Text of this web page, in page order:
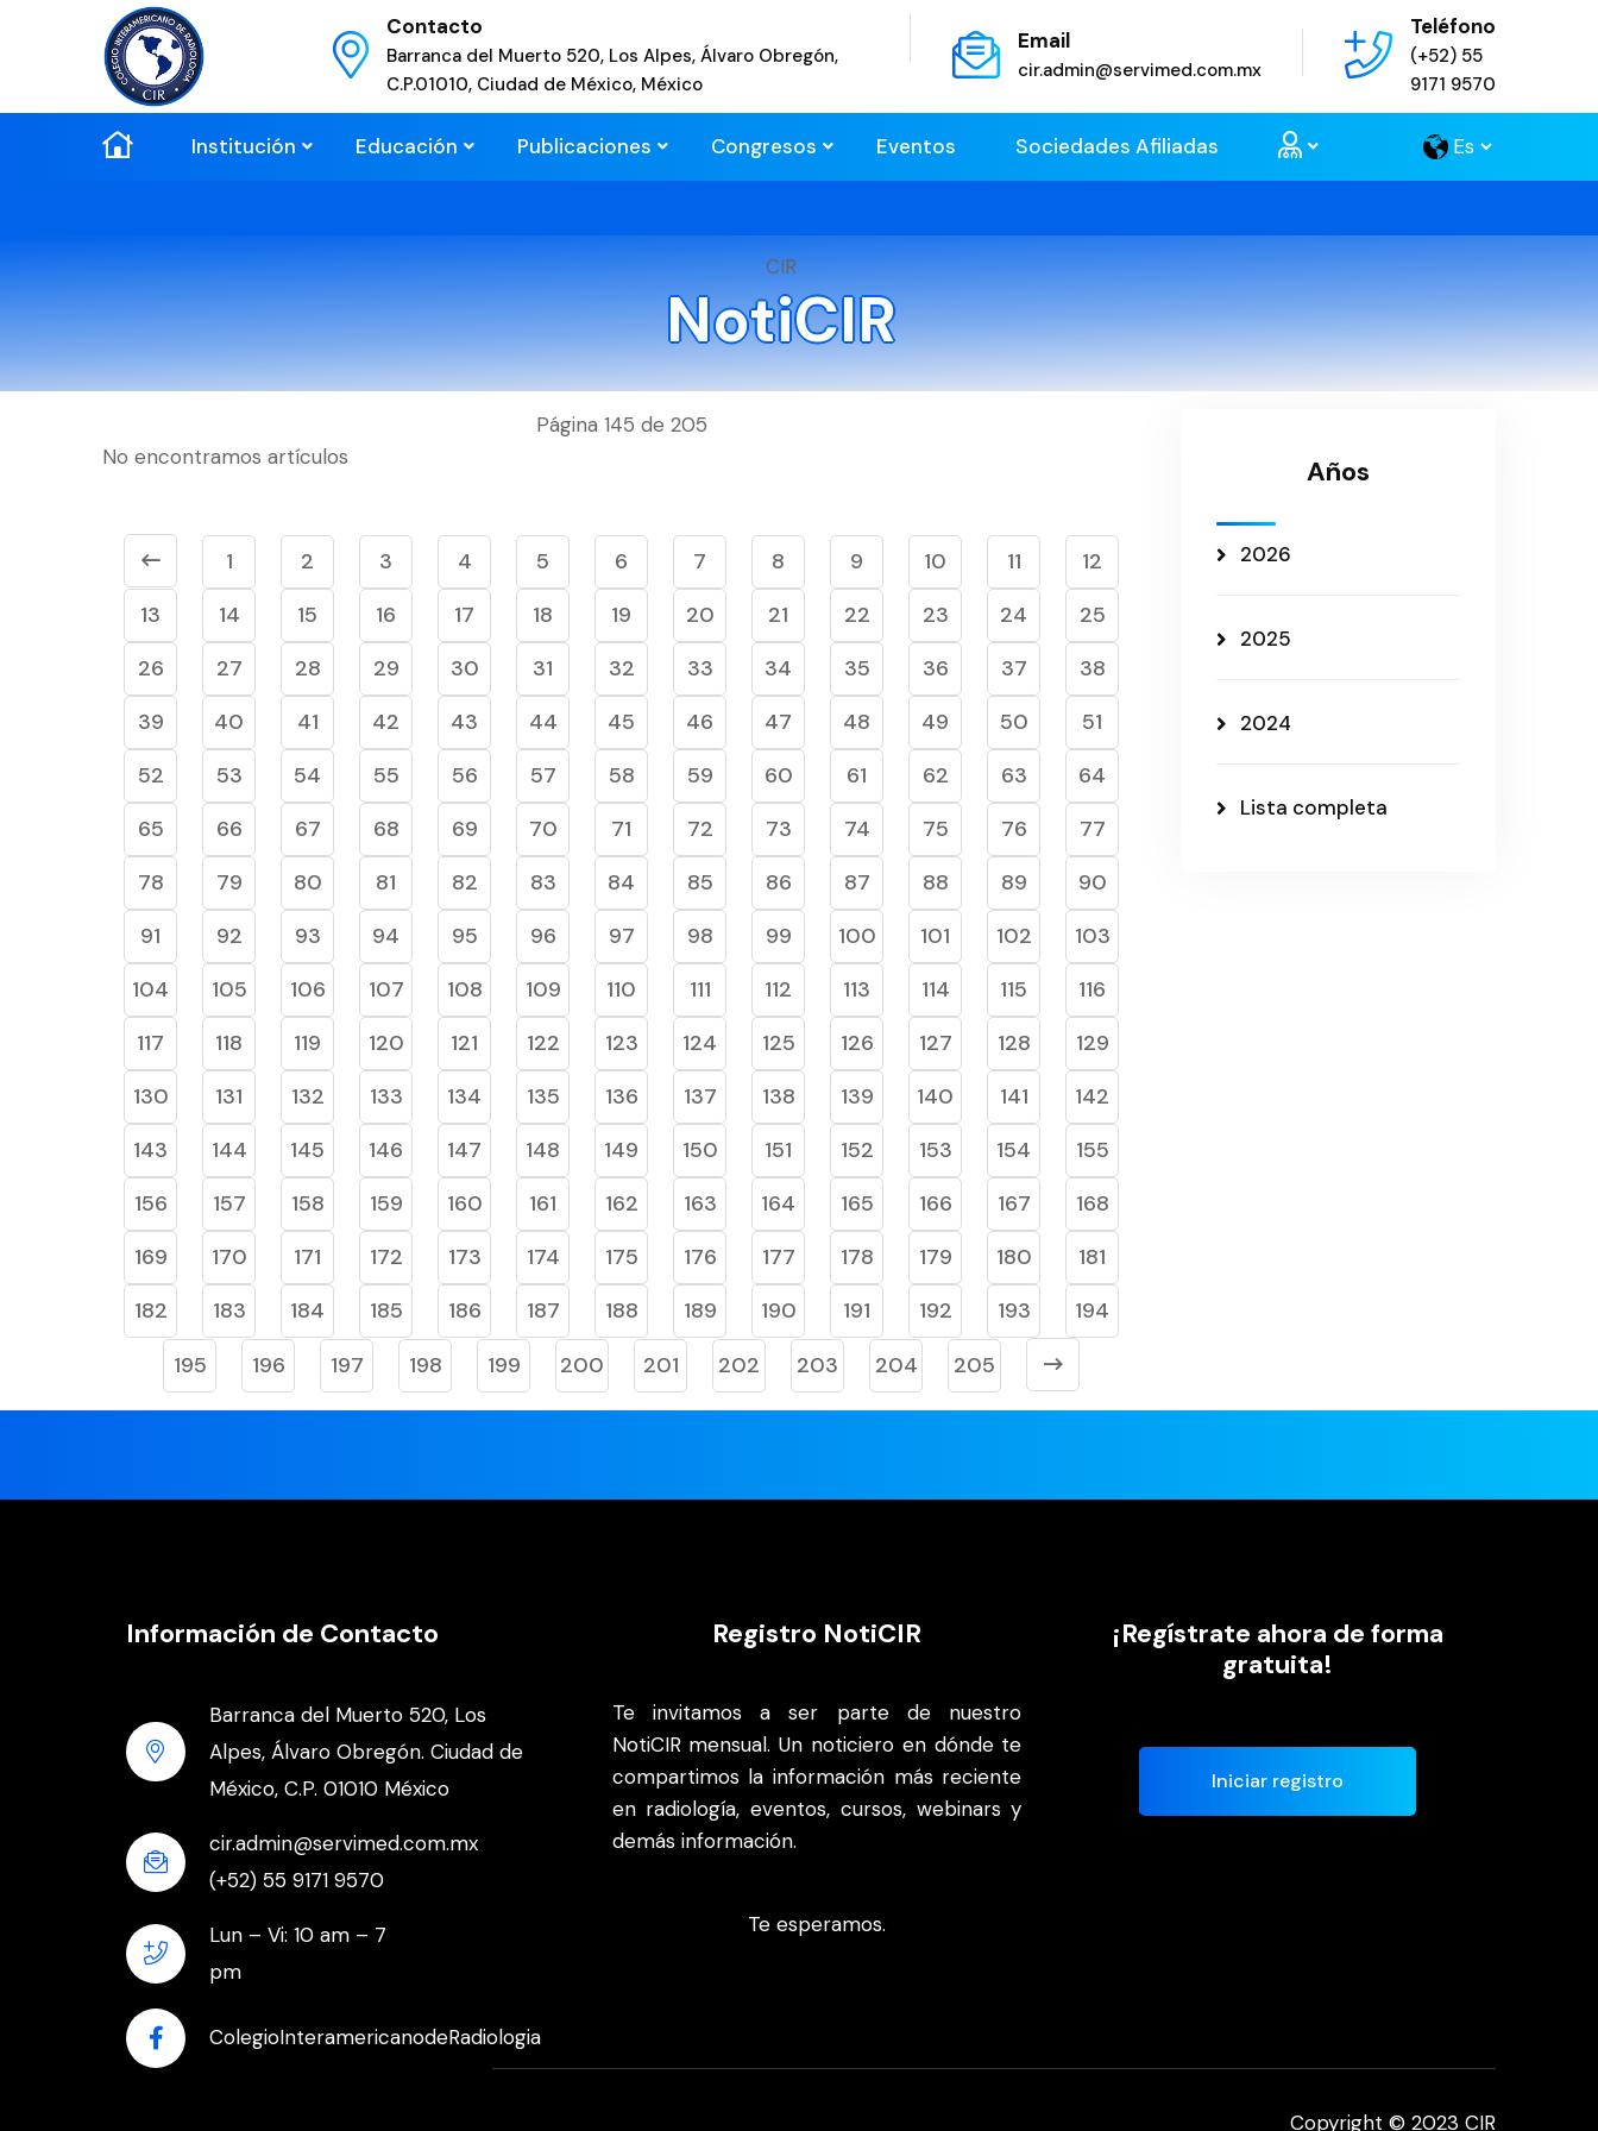
Contacto
Barranca del Muerto 520, Los Alpes, Álvaro Obregón,
C.P.01010, Ciudad de México, México
Email
cir.admin@servimed.com.mx
Teléfono
(+52) 55
9171 9570
Institución Educación Publicaciones Congresos Eventos Sociedades Afiliadas
CIR
NotiCIR
Página 145 de 205
No encontramos artículos
1 2 3 4 5 6 7 8 9 10 11
12
13
14 15 16 17 18 19 20 21 22 23 24
25
26
27 28 29 30 31 32 33 34 35 36 37
38
39
40 41 42 43 44 45 46 47 48 49 50
51
52
53 54 55 56 57 58 59 60 61 62 63
64
65
66 67 68 69 70 71 72 73 74 75 76
77
78
79 80 81 82 83 84 85 86 87 88 89
90
91
92 93 94 95 96 97 98 99 100 101 102
103
104
105 106 107 108 109 110 111 112 113 114 115
116
117
118 119 120 121 122 123 124 125 126 127 128
129
130
131 132 133 134 135 136 137 138 139 140 141
142
143
144 145 146 147 148 149 150 151 152 153 154
155
156
157 158 159 160 161 162 163 164 165 166 167
168
169
170 171 172 173 174 175 176 177 178 179 180
181
182
183 184 185 186 187 188 189 190 191 192 193
194
195
196 197 198 199 200 201 202 203 204 205
Años
2026
2025
2024
Lista completa
Información de Contacto
Barranca del Muerto 520, Los
Alpes, Álvaro Obregón. Ciudad de
México, C.P. 01010 México
cir.admin@servimed.com.mx
(+52) 55 9171 9570
Lun – Vi: 10 am – 7
pm
ColegioInteramericanodeRadiologia
Registro NotiCIR
Te invitamos a ser parte de nuestro
NotiCIR mensual. Un noticiero en dónde te
compartimos la información más reciente
en radiología, eventos, cursos, webinars y
demás información.
Te esperamos.
¡Regístrate ahora de forma
gratuita!
Iniciar registro
Copyright © 2023 CIR